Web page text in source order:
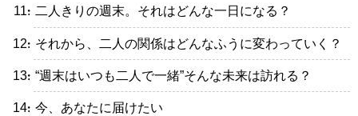
・二人きりの週末。それはどんな一日になる？
・それから、二人の関係はどんなふうに変わっていく？
・“週末はいつも二人で一緒”そんな未来は訪れる？
・今、あなたに届けたい